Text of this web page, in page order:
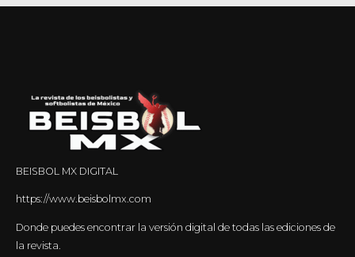
BEISBOL MX DIGITAL
https://www.beisbolmx.com
Donde puedes encontrar la versión digital de todas las ediciones de
la revista.